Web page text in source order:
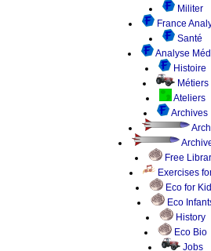
Militer
France
Santé
Analyse
Histoire
Métiers
Ateliers
Archives
Free
Exercises
Eco for
Eco
History
Eco Bio
Jobs